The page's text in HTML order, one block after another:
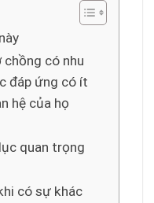
chồng có nhu
đáp ứng có ít
hệ của họ
quan trọng
có sự khác